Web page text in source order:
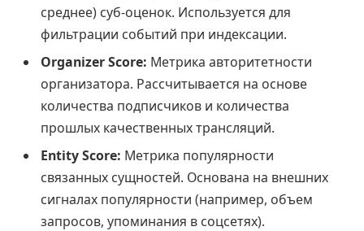
среднее) суб-оценок. Используется для
фильтрации событий при индексации.
Organizer Score: Метрика авторитетности
организатора. Рассчитывается на основе
количества подписчиков и количества
прошлых качественных трансляций.
Entity Score: Метрика популярности
связанных сущностей. Основана на внешних
сигналах популярности (например, объем
запросов, упоминания в соцсетях).